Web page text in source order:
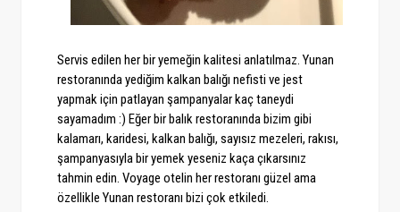
Servis edilen her bir yemeğin kalitesi anlatılmaz. Yunan
restoranında yediğim kalkan balığı nefisti ve jest
yapmak için patlayan şampanyalar kaç taneydi
sayamadım :) Eğer bir balık restoranında bizim gibi
kalamarı, karidesi, kalkan balığı, sayısız mezeleri, rakısı,
şampanyasıyla bir yemek yeseniz kaça çıkarsınız
tahmin edin. Voyage otelin her restoranı güzel ama
özellikle Yunan restoranı bizi çok etkiledi.